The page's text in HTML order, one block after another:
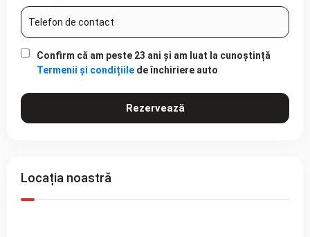
Confirm că am peste 23 ani și am luat la cunoștință
Termenii și condițiile de închiriere auto
Rezervează
Locația noastră